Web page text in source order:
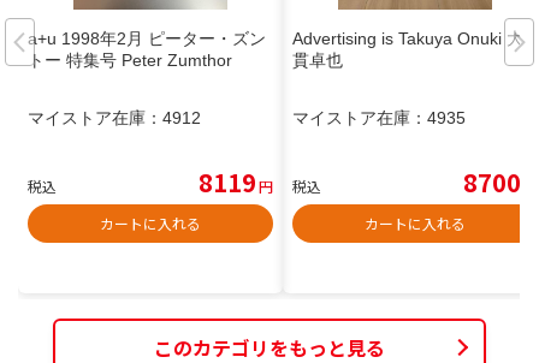
a+u 1998年2月 ピーター・ズン
トー 特集号 Peter Zumthor
マイストア在庫： 4912
税込 8119円
カートに入れる
Advertising is Takuya Onuki 大
貫卓也
マイストア在庫： 4935
税込 8700
カートに入れる
このカテゴリをもっと見る